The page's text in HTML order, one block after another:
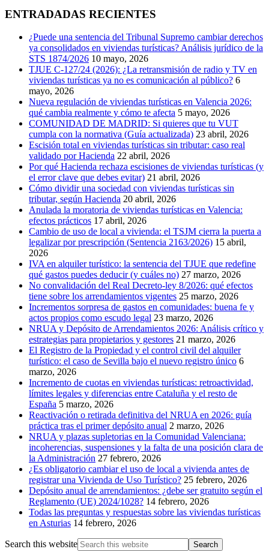
ENTRADADAS RECIENTES
¿Puede una sentencia del Tribunal Supremo cambiar derechos
ya consolidados en viviendas turísticas? Análisis jurídico de la
STS 1874/2026 10 mayo, 2026
TJUE C-127/24 (2026): ¿La retransmisión de radio y TV en
viviendas turísticas ya no es comunicación al público? 6
mayo, 2026
Nueva regulación de viviendas turísticas en Valencia 2026:
qué cambia realmente y cómo te afecta 5 mayo, 2026
COMUNIDAD DE MADRID: Si quieres que tu VUT
cumpla con la normativa (Guía actualizada) 23 abril, 2026
Escisión total en viviendas turísticas sin tributar: caso real
validado por Hacienda 22 abril, 2026
Por qué Hacienda rechaza escisiones de viviendas turísticas (y
el error clave que debes evitar) 21 abril, 2026
Cómo dividir una sociedad con viviendas turísticas sin
tributar, según Hacienda 20 abril, 2026
Anulada la moratoria de viviendas turísticas en Valencia:
efectos prácticos 17 abril, 2026
Cambio de uso de local a vivienda: el TSJM cierra la puerta a
legalizar por prescripción (Sentencia 2163/2026) 15 abril,
2026
IVA en alquiler turístico: la sentencia del TJUE que redefine
qué gastos puedes deducir (y cuáles no) 27 marzo, 2026
No convalidación del Real Decreto-ley 8/2026: qué efectos
tiene sobre los arrendamientos vigentes 25 marzo, 2026
Incrementos sorpresa de gastos en comunidades: buena fe y
actos propios como escudo legal 23 marzo, 2026
NRUA y Depósito de Arrendamientos 2026: Análisis crítico y
estrategias para propietarios y gestores 21 marzo, 2026
El Registro de la Propiedad y el control civil del alquiler
turístico: el caso de Sevilla bajo el nuevo registro único 6
marzo, 2026
Incremento de cuotas en viviendas turísticas: retroactividad,
límites legales y diferencias entre Cataluña y el resto de
España 5 marzo, 2026
Reactivación o retirada definitiva del NRUA en 2026: guía
práctica tras el primer depósito anual 2 marzo, 2026
NRUA y plazas supletorias en la Comunidad Valenciana:
incoherencias, suspensiones y la falta de una posición clara de
la Administración 27 febrero, 2026
¿Es obligatorio cambiar el uso de local a vivienda antes de
registrar una Vivienda de Uso Turístico? 25 febrero, 2026
Depósito anual de arrendamientos: ¿debe ser gratuito según el
Reglamento (UE) 2024/1028? 14 febrero, 2026
Todas las preguntas y respuestas sobre las viviendas turísticas
en Asturias 14 febrero, 2026
Search this website